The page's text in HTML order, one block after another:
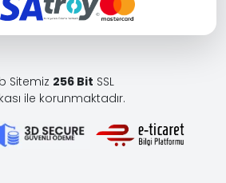
Sitemiz 256 Bit SSL
ile korunmaktadır.